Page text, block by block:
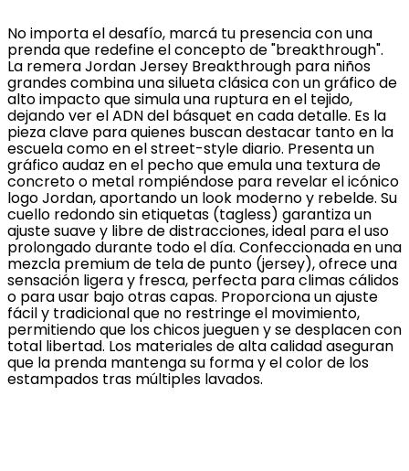
No importa el desafío, marcá tu presencia con una
prenda que redefine el concepto de "breakthrough".
La remera Jordan Jersey Breakthrough para niños
grandes combina una silueta clásica con un gráfico de
alto impacto que simula una ruptura en el tejido,
dejando ver el ADN del básquet en cada detalle. Es la
pieza clave para quienes buscan destacar tanto en la
escuela como en el street-style diario. Presenta un
gráfico audaz en el pecho que emula una textura de
concreto o metal rompiéndose para revelar el icónico
logo Jordan, aportando un look moderno y rebelde. Su
cuello redondo sin etiquetas (tagless) garantiza un
ajuste suave y libre de distracciones, ideal para el uso
prolongado durante todo el día. Confeccionada en una
mezcla premium de tela de punto (jersey), ofrece una
sensación ligera y fresca, perfecta para climas cálidos
o para usar bajo otras capas. Proporciona un ajuste
fácil y tradicional que no restringe el movimiento,
permitiendo que los chicos jueguen y se desplacen con
total libertad. Los materiales de alta calidad aseguran
que la prenda mantenga su forma y el color de los
estampados tras múltiples lavados.